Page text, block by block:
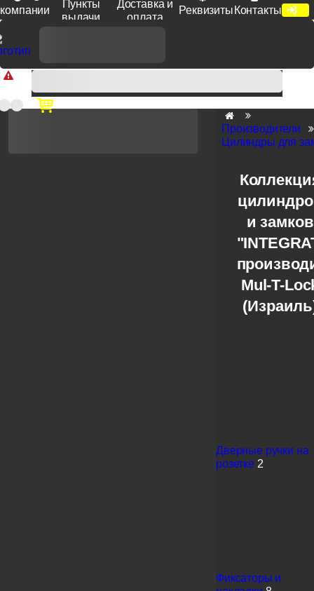
компании
Пункты
выдачи
Доставка и
оплата
Реквизиты Контакты
Доп. скидка от цен на сайте 7% при заказе от 50 тыс. руб
продукции Venezia, Fratelli, Tupai, Extreza, Melodia, Forme при
оплате по счету.
Производители
Цилиндры для
и замков
Mul-T-
Дверные ручки на
розетке 2
Фиксаторы и